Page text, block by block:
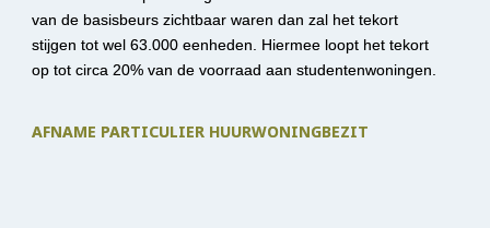
van de basisbeurs zichtbaar waren dan zal het tekort
stijgen tot wel 63.000 eenheden. Hiermee loopt het tekort
op tot circa 20% van de voorraad aan studentenwoningen.
AFNAME PARTICULIER HUURWONINGBEZIT